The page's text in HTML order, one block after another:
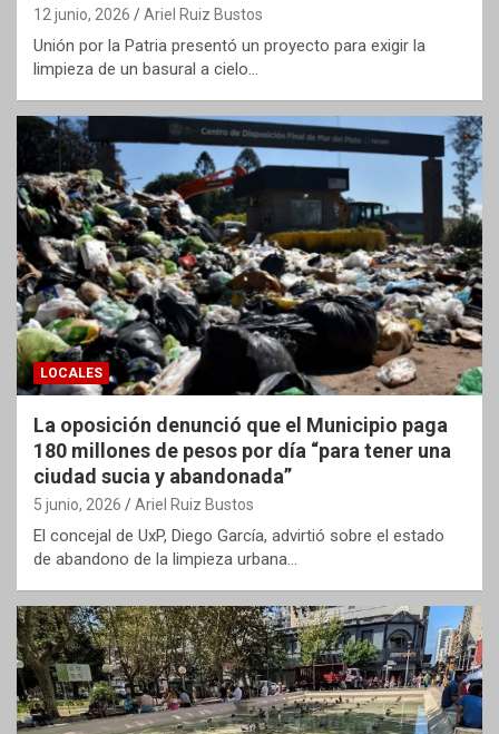
12 junio, 2026 Ariel Ruiz Bustos
Unión por la Patria presentó un proyecto para exigir la
limpieza de un basural a cielo…
LOCALES
La oposición denunció que el Municipio paga
180 millones de pesos por día “para tener una
ciudad sucia y abandonada”
5 junio, 2026 Ariel Ruiz Bustos
El concejal de UxP, Diego García, advirtió sobre el estado
de abandono de la limpieza urbana…